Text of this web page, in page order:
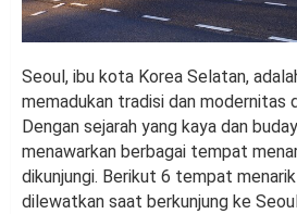
Seoul, ibu kota Korea Selatan,
memadukan tradisi dan modernitas
Dengan sejarah yang kaya dan
menawarkan berbagai tempat
dikunjungi. Berikut 6 tempat
dilewatkan saat berkunjung ke